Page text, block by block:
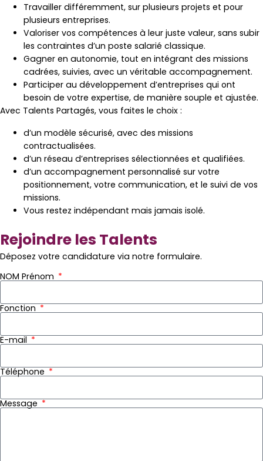
Travailler différemment, sur plusieurs projets et pour
plusieurs entreprises.
Valoriser vos compétences à leur juste valeur, sans subir
les contraintes d’un poste salarié classique.
Gagner en autonomie, tout en intégrant des missions
cadrées, suivies, avec un véritable accompagnement.
Participer au développement d’entreprises qui ont
besoin de votre expertise, de manière souple et ajustée.
Avec Talents Partagés, vous faites le choix :
d’un modèle sécurisé, avec des missions
contractualisées.
d’un réseau d’entreprises sélectionnées et qualifiées.
d’un accompagnement personnalisé sur votre
positionnement, votre communication, et le suivi de vos
missions.
Vous restez indépendant mais jamais isolé.
Rejoindre les Talents
Déposez votre candidature via notre formulaire.
NOM Prénom
Fonction
E-mail
Téléphone
Message